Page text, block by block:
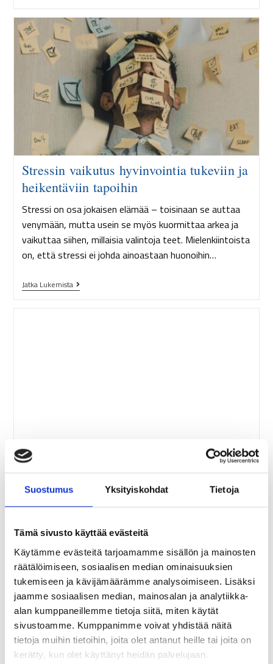
Suostumus Yksityiskohdat Tietoja
Tämä sivusto käyttää evästeitä
Käytämme evästeitä tarjoamamme sisällön ja mainosten
räätälöimiseen, sosiaalisen median ominaisuuksien
tukemiseen ja kävijämäärämme analysoimiseen. Lisäksi
jaamme sosiaalisen median, mainosalan ja analytiikka-
alan kumppaneillemme tietoja siitä, miten käytät
sivustoamme. Kumppanimme voivat yhdistää näitä
tietoja muihin tietoihin, joita olet antanut heille tai joita on
kerätty, kun olet käyttänyt heidän palvelujaan.
Stressin vaikutus hyvinvointia tukeviin ja
heikentäviin tapoihin
Stressi on osa jokaisen elämää – toisinaan se auttaa
venymään, mutta usein se myös kuormittaa arkea ja
vaikuttaa siihen, millaisia valintoja teet. Mielenkiintoista
on, että stressi ei johda ainoastaan huonoihin…
Jatka Lukemista
nähdäksesi videon.
Webinaari: Palautumisen ja
keskittymisen taidot 18.9.2025
Työpäivien kiire ja jatkuvat vaatimukset voivat viedä
että pienillä muutoksilla voit merkittävästi parantaa
palautumistasi ja keskittyä tärkeimpiin tehtäviisi – sekä
työssä että vapaa-ajalla.…
Jatka Lukemista